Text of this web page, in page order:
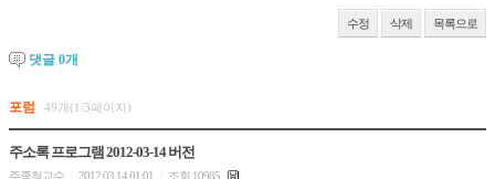
수정 삭제 목록으로
댓글 0개
포럼 49개(1/3페이지)
주소록 프로그램 2012-03-14 버전
주종철교수 2012.03.14 01:01 조회 10985